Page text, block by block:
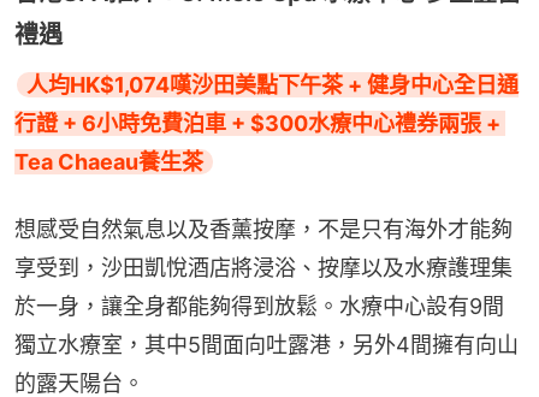
禮遇
人均HK$1,074嘆沙田美點下午茶 + 健身中心全日通
行證 + 6小時免費泊車 + $300水療中心禮券兩張 +
Tea Chaeau養生茶
想感受自然氣息以及香薰按摩，不是只有海外才能夠
享受到，沙田凱悅酒店將浸浴、按摩以及水療護理集
於一身，讓全身都能夠得到放鬆。水療中心設有9間
獨立水療室，其中5間面向吐露港，另外4間擁有向山
的露天陽台。